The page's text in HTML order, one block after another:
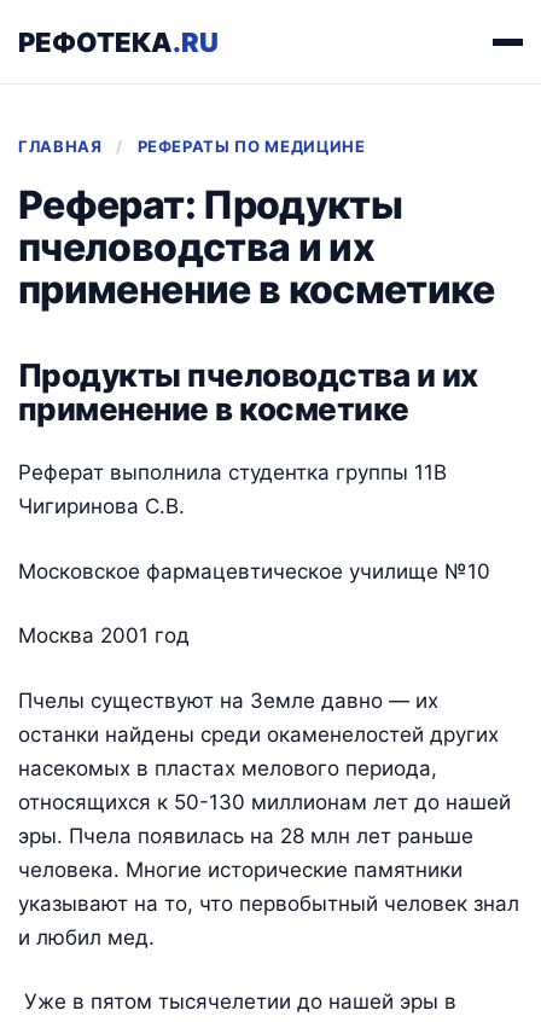
РЕФОТЕКА.RU
ГЛАВНАЯ / РЕФЕРАТЫ ПО МЕДИЦИНЕ
Реферат: Продукты
пчеловодства и их
применение в косметике
Продукты пчеловодства и их
применение в косметике
Реферат выполнила студентка группы 11В
Чигиринова С.В.
Московское фармацевтическое училище №10
Москва 2001 год
Пчелы существуют на Земле давно — их
останки найдены среди окаменелостей других
насекомых в пластах мелового периода,
относящихся к 50-130 миллионам лет до нашей
эры. Пчела появилась на 28 млн лет раньше
человека. Многие исторические памятники
указывают на то, что первобытный человек знал
и любил мед.
Уже в пятом тысячелетии до нашей эры в